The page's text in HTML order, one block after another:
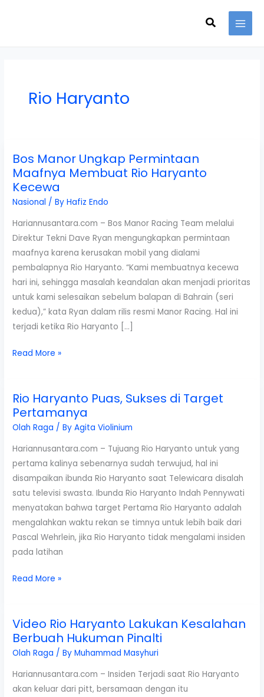
Search
Rio Haryanto
Bos Manor Ungkap Permintaan
Maafnya Membuat Rio Haryanto
Kecewa
Nasional / ByHafiz Endo
Hariannusantara.com – Bos Manor Racing Team melalui
Direktur Tekni Dave Ryan mengungkapkan permintaan
maafnya karena kerusakan mobil yang dialami
pembalapnya Rio Haryanto. “Kami membuatnya kecewa
hari ini, sehingga masalah keandalan akan menjadi prioritas
untuk kami selesaikan sebelum balapan di Bahrain (seri
kedua),” kata Ryan dalam rilis resmi Manor Racing. Hal ini
terjadi ketika Rio Haryanto […]
Bos
Permintaan
Maafnya
Membuat
Kecewa
Read More »
Rio Haryanto Puas, Sukses di Target
Pertamanya
Olah Raga / ByAgita Violinium
Hariannusantara.com – Tujuang Rio Haryanto untuk yang
pertama kalinya sebenarnya sudah terwujud, hal ini
disampaikan ibunda Rio Haryanto saat Telewicara disalah
satu televisi swasta. Ibunda Rio Haryanto Indah Pennywati
menyatakan bahwa target Pertama Rio Haryanto adalah
mengalahkan waktu rekan se timnya untuk lebih baik dari
Pascal Wehrlein, jika Rio Haryanto tidak mengalami insiden
pada latihan
Rio
Sukses
di
Target
Read More »
Video Rio Haryanto Lakukan Kesalahan
Berbuah Hukuman Pinalti
Olah Raga / ByMuhammad Masyhuri
Hariannusantara.com – Insiden Terjadi saat Rio Haryanto
akan keluar dari pitt, bersamaan dengan itu